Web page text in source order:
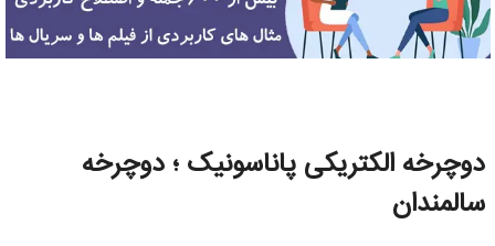
دوچرخه الکتریکی پاناسونیک ؛ دوچرخه
سالمندان